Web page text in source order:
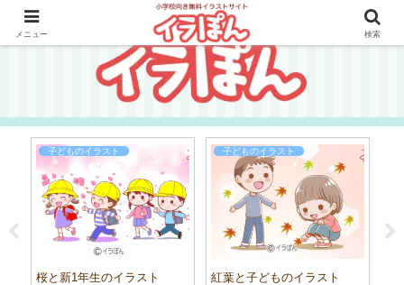
子どものイラスト
桜と新1年生のイラスト
子どものイラスト
紅葉と子どものイラスト
メニュー 検索